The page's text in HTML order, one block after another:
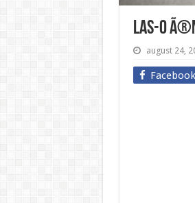
Las-o
august 24,
Facebook